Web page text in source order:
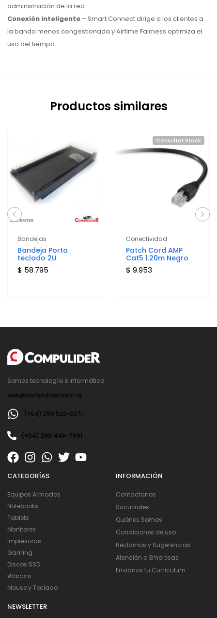
administración de la red.
Conexión Inteligente – Smart Connect dirige a los clientes a
la banda menos congestionada y Airtime Fairness optimiza el
uso del tiempo.
Productos similares
Bandejas
Bandeja Porta
teclado 2U
$ 58.795
Consultar Stock
Conectividad
Patch Cord AMP
Cat5 1.20m Negro
$ 9.953
Somos tecnología e informática
web@compulider.com.ar
(+54) 299 522-0271
(+54) 299 448-7991
CATEGORÍAS
Equipos Armados
Notebooks
Tablets
Monitores
Impresoras
Gaming
Discos SSD
Wacom
Mouse y Teclado
INFORMACIÓN
Contactanos
Sucursales
Quiénes Somos
Condiciones de uso
Reclamos y Sugerencias
Atención a Empresas
Envianos tu Currículum
NEWSLETTER